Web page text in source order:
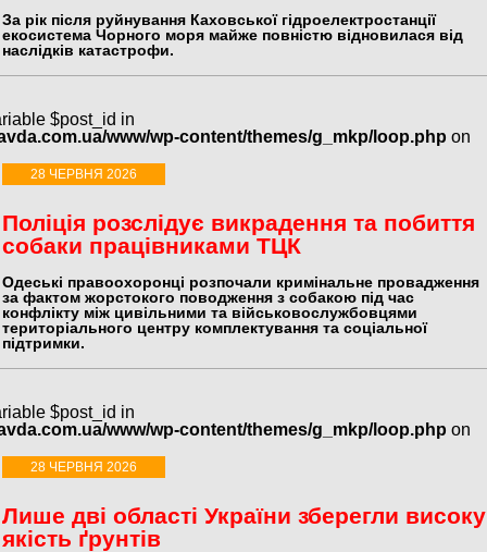
За рік після руйнування Каховської гідроелектростанції
екосистема Чорного моря майже повністю відновилася від
наслідків катастрофи.
$post_id in
www/wp-content/themes/g_mkp/loop.php on
28 ЧЕРВНЯ 2026
Поліція розслідує викрадення та побиття
собаки працівниками ТЦК
Одеські правоохоронці розпочали кримінальне провадження
за фактом жорстокого поводження з собакою під час
конфлікту між цивільними та військовослужбовцями
територіального центру комплектування та соціальної
підтримки.
$post_id in
www/wp-content/themes/g_mkp/loop.php on
28 ЧЕРВНЯ 2026
Лише дві області України зберегли високу
якість ґрунтів